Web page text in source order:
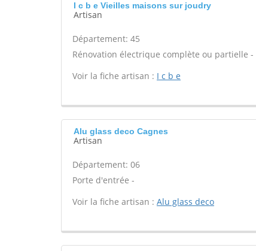
I c b e Vieilles maisons sur joudry
Artisan
Département: 45
Rénovation électrique complète ou partielle -
Voir la fiche artisan : I c b e
Alu glass deco Cagnes
Artisan
Département: 06
Porte d'entrée -
Voir la fiche artisan : Alu glass deco